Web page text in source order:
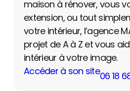
maison à rénover, vous
extension, ou tout
votre intérieur, l’agence
projet de A à Z et vous
intérieur à votre image.
Accéder à son site06 18